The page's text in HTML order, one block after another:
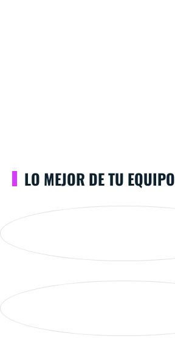
LO MEJOR DE TU EQUIPO